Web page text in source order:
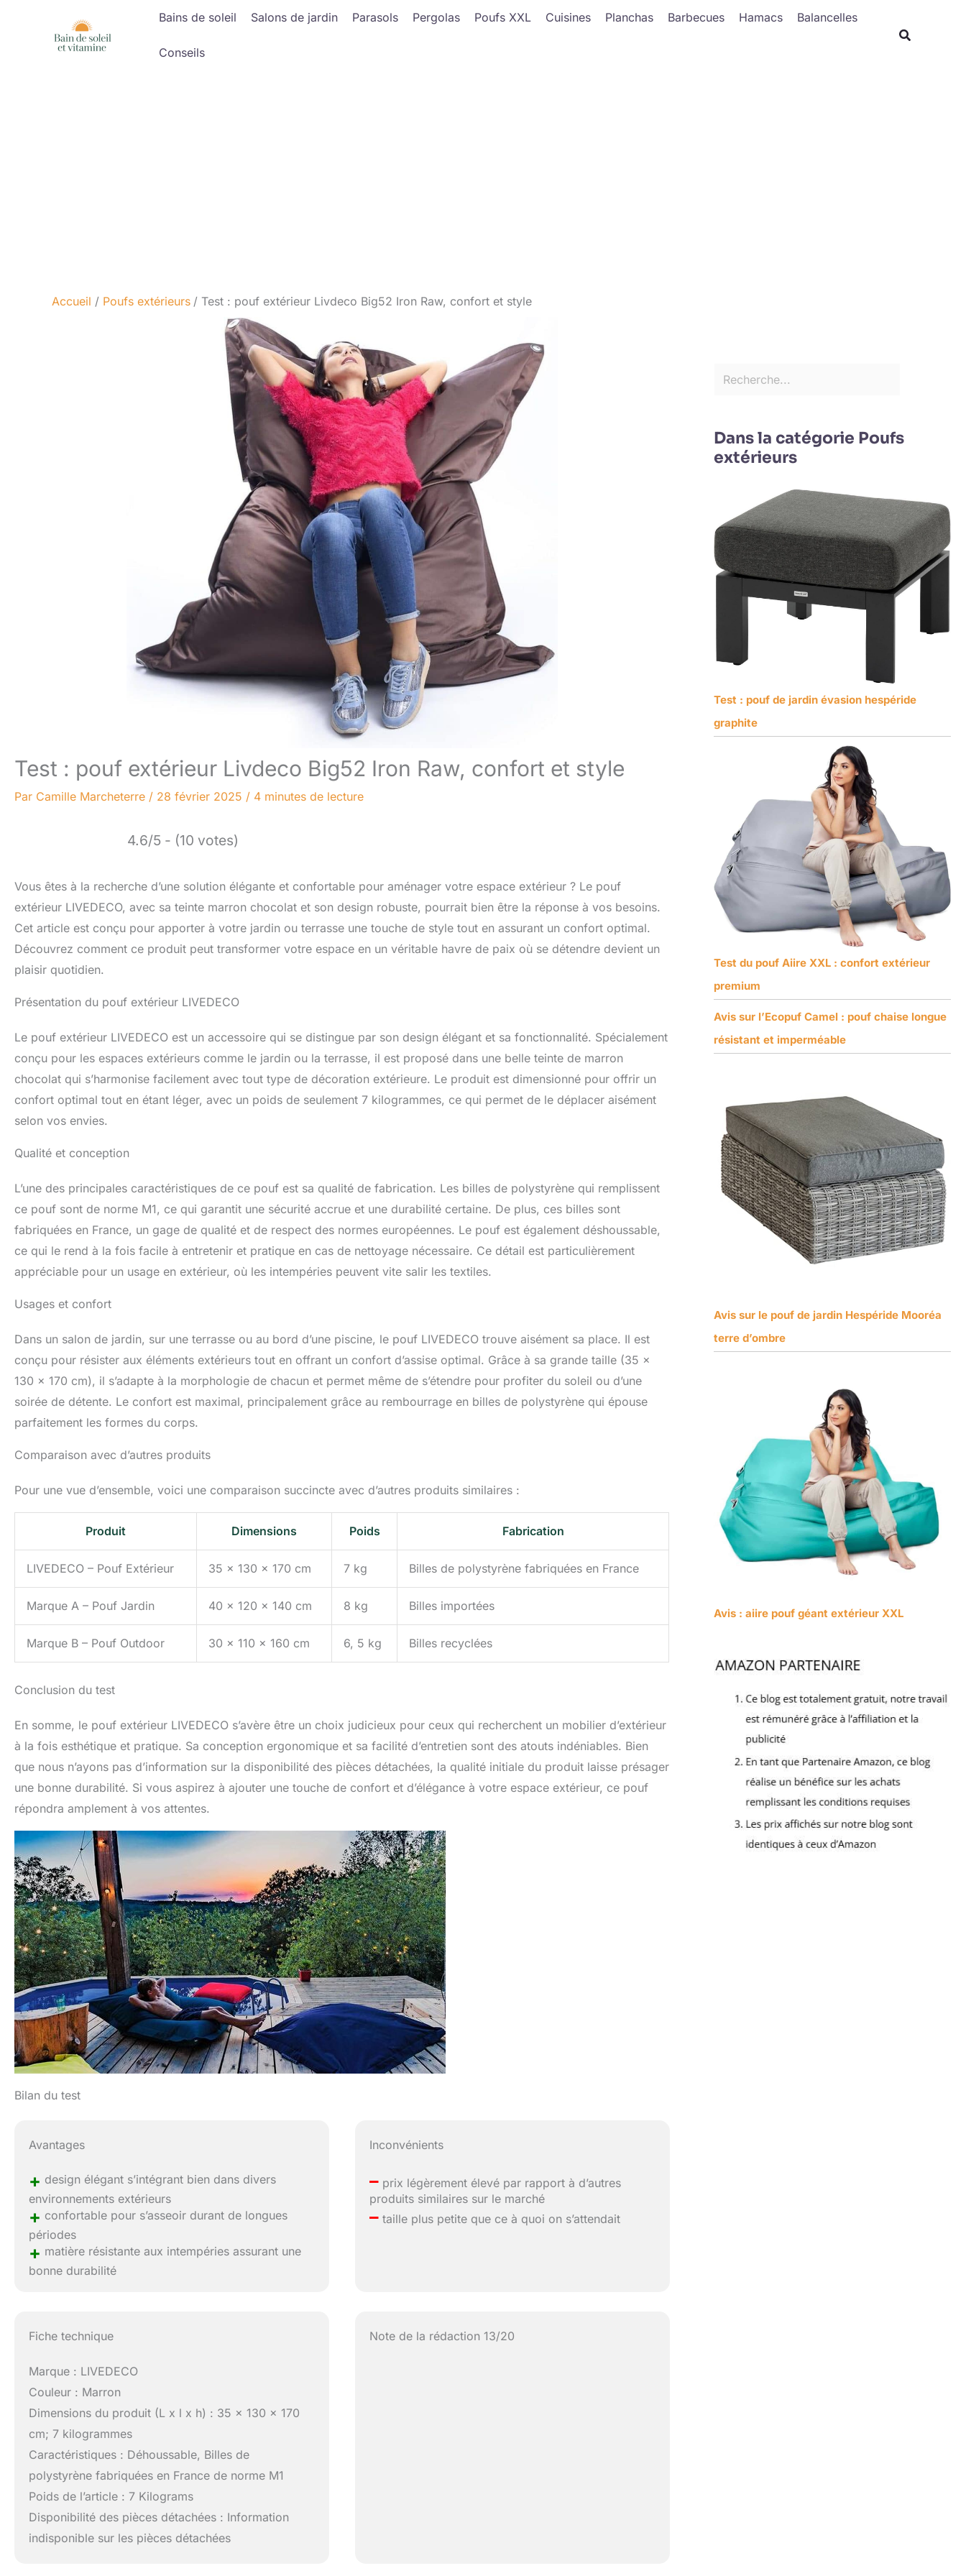
Bains de soleil Salons de jardin Parasols Pergolas Poufs XXL Cuisines Planchas Barbecues Hamacs Balancelles
Conseils
Accueil Poufs extérieurs Test : pouf extérieur Livdeco Big52 Iron Raw, confort et style
Test : pouf extérieur Livdeco Big52 Iron Raw, confort et style
Par Camille Marcheterre / 28 février 2025 / 4 minutes de lecture
4.6/5 - (10 votes)
Vous êtes à la recherche d’une solution élégante et confortable pour aménager votre espace extérieur ? Le pouf
extérieur LIVEDECO, avec sa teinte marron chocolat et son design robuste, pourrait bien être la réponse à vos besoins.
Cet article est conçu pour apporter à votre jardin ou terrasse une touche de style tout en assurant un confort optimal.
Découvrez comment ce produit peut transformer votre espace en un véritable havre de paix où se détendre devient un
plaisir quotidien.
Présentation du pouf extérieur LIVEDECO
Le pouf extérieur LIVEDECO est un accessoire qui se distingue par son design élégant et sa fonctionnalité. Spécialement
conçu pour les espaces extérieurs comme le jardin ou la terrasse, il est proposé dans une belle teinte de marron
chocolat qui s’harmonise facilement avec tout type de décoration extérieure. Le produit est dimensionné pour offrir un
confort optimal tout en étant léger, avec un poids de seulement 7 kilogrammes, ce qui permet de le déplacer aisément
selon vos envies.
Qualité et conception
L’une des principales caractéristiques de ce pouf est sa qualité de fabrication. Les billes de polystyrène qui remplissent
ce pouf sont de norme M1, ce qui garantit une sécurité accrue et une durabilité certaine. De plus, ces billes sont
fabriquées en France, un gage de qualité et de respect des normes européennes. Le pouf est également déshoussable,
ce qui le rend à la fois facile à entretenir et pratique en cas de nettoyage nécessaire. Ce détail est particulièrement
appréciable pour un usage en extérieur, où les intempéries peuvent vite salir les textiles.
Usages et confort
Dans un salon de jardin, sur une terrasse ou au bord d’une piscine, le pouf LIVEDECO trouve aisément sa place. Il est
conçu pour résister aux éléments extérieurs tout en offrant un confort d’assise optimal. Grâce à sa grande taille (35 x
130 x 170 cm), il s’adapte à la morphologie de chacun et permet même de s’étendre pour profiter du soleil ou d’une
soirée de détente. Le confort est maximal, principalement grâce au rembourrage en billes de polystyrène qui épouse
parfaitement les formes du corps.
Comparaison avec d’autres produits
Pour une vue d’ensemble, voici une comparaison succincte avec d’autres produits similaires :
Produit Dimensions Poids Fabrication
LIVEDECO – Pouf Extérieur 35 x 130 x 170 cm 7 kg Billes de polystyrène fabriquées en France
Marque A – Pouf Jardin 40 x 120 x 140 cm 8 kg Billes importées
Marque B – Pouf Outdoor 30 x 110 x 160 cm 6, 5 kg Billes recyclées
Conclusion du test
En somme, le pouf extérieur LIVEDECO s’avère être un choix judicieux pour ceux qui recherchent un mobilier d’extérieur
à la fois esthétique et pratique. Sa conception ergonomique et sa facilité d’entretien sont des atouts indéniables. Bien
que nous n’ayons pas d’information sur la disponibilité des pièces détachées, la qualité initiale du produit laisse présager
une bonne durabilité. Si vous aspirez à ajouter une touche de confort et d’élégance à votre espace extérieur, ce pouf
répondra amplement à vos attentes.
Bilan du test
Avantages
+ design élégant s’intégrant bien dans divers
environnements extérieurs
+ confortable pour s’asseoir durant de longues
périodes
+ matière résistante aux intempéries assurant une
bonne durabilité
Inconvénients
– prix légèrement élevé par rapport à d’autres
produits similaires sur le marché
– taille plus petite que ce à quoi on s’attendait
Fiche technique
Marque : LIVEDECO
Couleur : Marron
Dimensions du produit (L x l x h) : 35 x 130 x 170
cm; 7 kilogrammes
Caractéristiques : Déhoussable, Billes de
polystyrène fabriquées en France de norme M1
Poids de l’article : 7 Kilograms
Disponibilité des pièces détachées : Information
indisponible sur les pièces détachées
Note de la rédaction 13/20
Rechercher
Dans la catégorie Poufs
extérieurs
Test : pouf de jardin évasion hespéride
graphite
Test du pouf Aiire XXL : confort extérieur
premium
Avis sur l’Ecopuf Camel : pouf chaise longue
résistant et imperméable
Avis sur le pouf de jardin Hespéride Mooréa
terre d’ombre
Avis : aiire pouf géant extérieur XXL